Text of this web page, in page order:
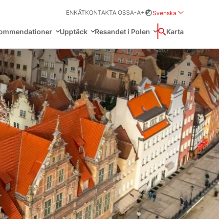
ENKÄTKONTAKTA OSSA-A+
Svenska
skönhet i Polen
Upptäck Resandet i Polen
tips
Wyszukaj
Karta
Français
日本語
Svenska